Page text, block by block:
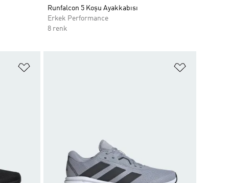
Runfalcon 5 Koşu Ayakkabısı
Erkek Performance
8 renk